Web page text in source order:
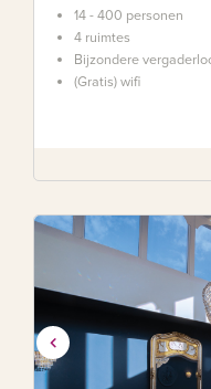
14 - 400 personen
4 ruimtes
Bijzondere
(Gratis) wifi